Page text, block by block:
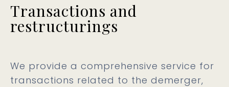
Transactions and
restructurings
We provide a comprehensive service for
transactions related to the demerger,